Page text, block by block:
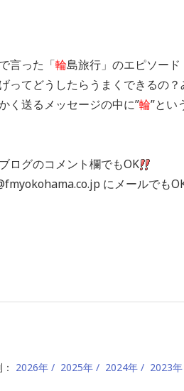
言った「輪島旅行」のエピソード
ってどうしたらうまくできるの
く送るメッセージの中に”輪”とい
ログのコメント欄でもOK
にメールでも
2026年 2025年 2024年 2023年